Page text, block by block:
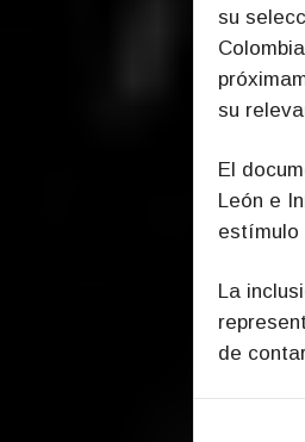
su
su
El
León e
estímulo
La
de